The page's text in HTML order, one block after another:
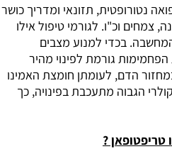
נטורופטית, תזונאי ומדריך כושר
צמחים וכ"ו. לגורמי טיפול אילו
בכדי למנוע מצבים
גורמת לפינוי מהיר
הדם, לעומתן חומצת האמינו
הגבוה מתעכבת בפינויה, כך
?